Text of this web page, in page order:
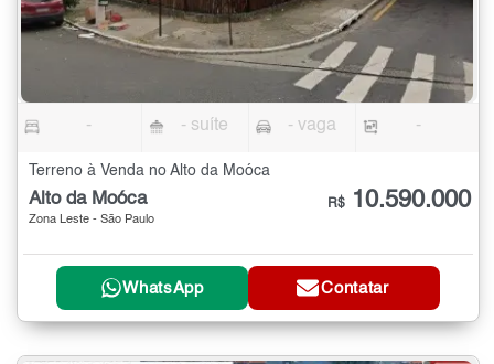
- - suíte - vaga -
Terreno à Venda no Alto da Moóca
Alto da Moóca
Zona Leste - São Paulo
R$ 10.590.000
WhatsApp Contatar